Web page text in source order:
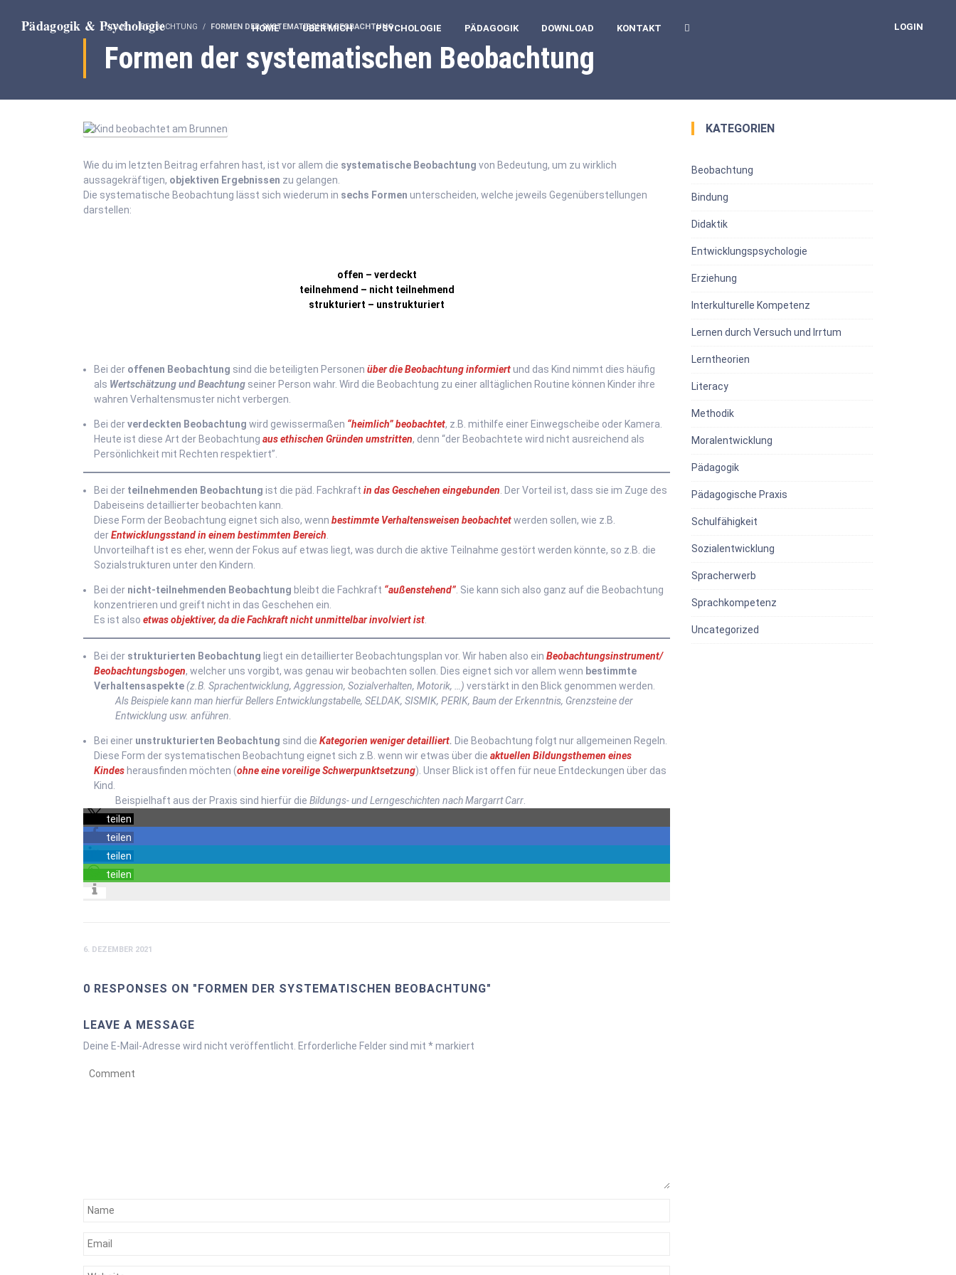
HOME ÜBER MICH PSYCHOLOGIE PÄDAGOGIK DOWNLOAD KONTAKT LOGIN
HOME BEOBACHTUNG FORMEN DER SYSTEMATISCHEN BEOBACHTUNG
Formen der systematischen Beobachtung
Wie du im letzten Beitrag erfahren hast, ist vor allem die systematische Beobachtung von Bedeutung, um zu wirklich
aussagekräftigen, objektiven Ergebnissen zu gelangen.
Die systematische Beobachtung lässt sich wiederum in sechs Formen unterscheiden, welche jeweils Gegenüberstellungen
darstellen:
offen – verdeckt
teilnehmend – nicht teilnehmend
strukturiert – unstrukturiert
Bei der offenen Beobachtung sind die beteiligten Personen über die Beobachtung informiertund das Kind nimmt dies häufig
als Wertschätzung und Beachtung seiner Person wahr. Wird die Beobachtung zu einer alltäglichen Routine können Kinder ihre
wahren Verhaltensmuster nicht verbergen.
Bei derverdeckten Beobachtung wird gewissermaßen “heimlich” beobachtet, z.B. mithilfe einer Einwegscheibe oder Kamera.
Heute ist diese Art der Beobachtung aus ethischen Gründen umstritten, denn “der Beobachtete wird nicht ausreichend als
Persönlichkeit mit Rechten respektiert”.
Bei der teilnehmenden Beobachtung ist die päd. Fachkraft in das Geschehen eingebunden . Der Vorteil ist, dass sie im Zuge des
Dabeiseins detaillierter beobachten kann.
Diese Form der Beobachtung eignet sich also, wenn bestimmte Verhaltensweisen beobachtetwerden sollen, wie z.B.
derEntwicklungsstand in einem bestimmten Bereich
Unvorteilhaft ist es eher, wenn der Fokus auf etwas liegt, was durch die aktive Teilnahme gestört werden könnte, so z.B. die
Sozialstrukturen unter den Kindern.
Bei der nicht-teilnehmenden Beobachtung bleibt die Fachkraft “außenstehend” . Sie kann sich also ganz auf die Beobachtung
konzentrieren und greift nicht in das Geschehen ein.
Es ist also etwas objektiver, da die Fachkraft nicht unmittelbar involviert ist
Bei der strukturierten Beobachtung liegt ein detaillierter Beobachtungsplan vor. Wir haben also ein Beobachtungsinstrument/
Beobachtungsbogen, welcher uns vorgibt, was genau wir beobachten sollen. Dies eignet sich vor allem wenn bestimmte
Verhaltensaspekte(z.B. Sprachentwicklung, Aggression, Sozialverhalten, Motorik, …) verstärkt in den Blick genommen werden.
Als Beispiele kann man hierfür Bellers Entwicklungstabelle, SELDAK, SISMIK, PERIK, Baum der Erkenntnis, Grenzsteine der
Entwicklung usw. anführen.
Bei einer unstrukturierten Beobachtung sind die Kategorien weniger detailliert. Die Beobachtung folgt nur allgemeinen Regeln.
Diese Form der systematischen Beobachtung eignet sich z.B. wenn wir etwas über die aktuellen Bildungsthemen eines
Kindes herausfinden möchten (ohne eine voreilige Schwerpunktsetzung). Unser Blick ist offen für neue Entdeckungen über das
Kind.
Beispielhaft aus der Praxis sind hierfür die Bildungs- und Lerngeschichten nach Margarrt Carr
teilen
teilen
teilen
teilen
6. DEZEMBER 2021
0 RESPONSES ON "FORMEN DER SYSTEMATISCHEN BEOBACHTUNG"
LEAVE A MESSAGE
Deine E-Mail-Adresse wird nicht veröffentlicht. Erforderliche Felder sind mit *markiert
KATEGORIEN
Beobachtung
Bindung
Didaktik
Entwicklungspsychologie
Erziehung
Interkulturelle Kompetenz
Lernen durch Versuch und Irrtum
Lerntheorien
Literacy
Methodik
Moralentwicklung
Pädagogik
Pädagogische Praxis
Schulfähigkeit
Sozialentwicklung
Spracherwerb
Sprachkompetenz
Uncategorized